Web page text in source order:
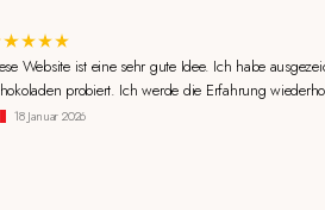
Website ist eine sehr gute Idee. Ich habe
probiert. Ich werde die Erfahrung
18 Januar 2026